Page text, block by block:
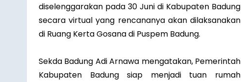
diselenggarakan pada 30 Juni di Kabupaten Badung
secara virtual yang rencananya akan dilaksanakan
di Ruang Kerta Gosana di Puspem Badung.
Sekda Badung Adi Arnawa mengatakan, Pemerintah
Kabupaten Badung siap menjadi tuan rumah